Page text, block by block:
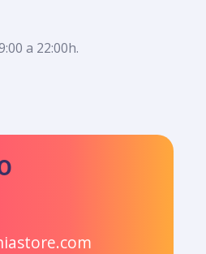
a 22:00h.